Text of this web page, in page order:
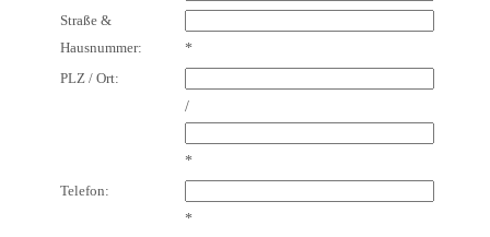
Straße &
Hausnummer:
*
PLZ / Ort:
/
*
Telefon:
*